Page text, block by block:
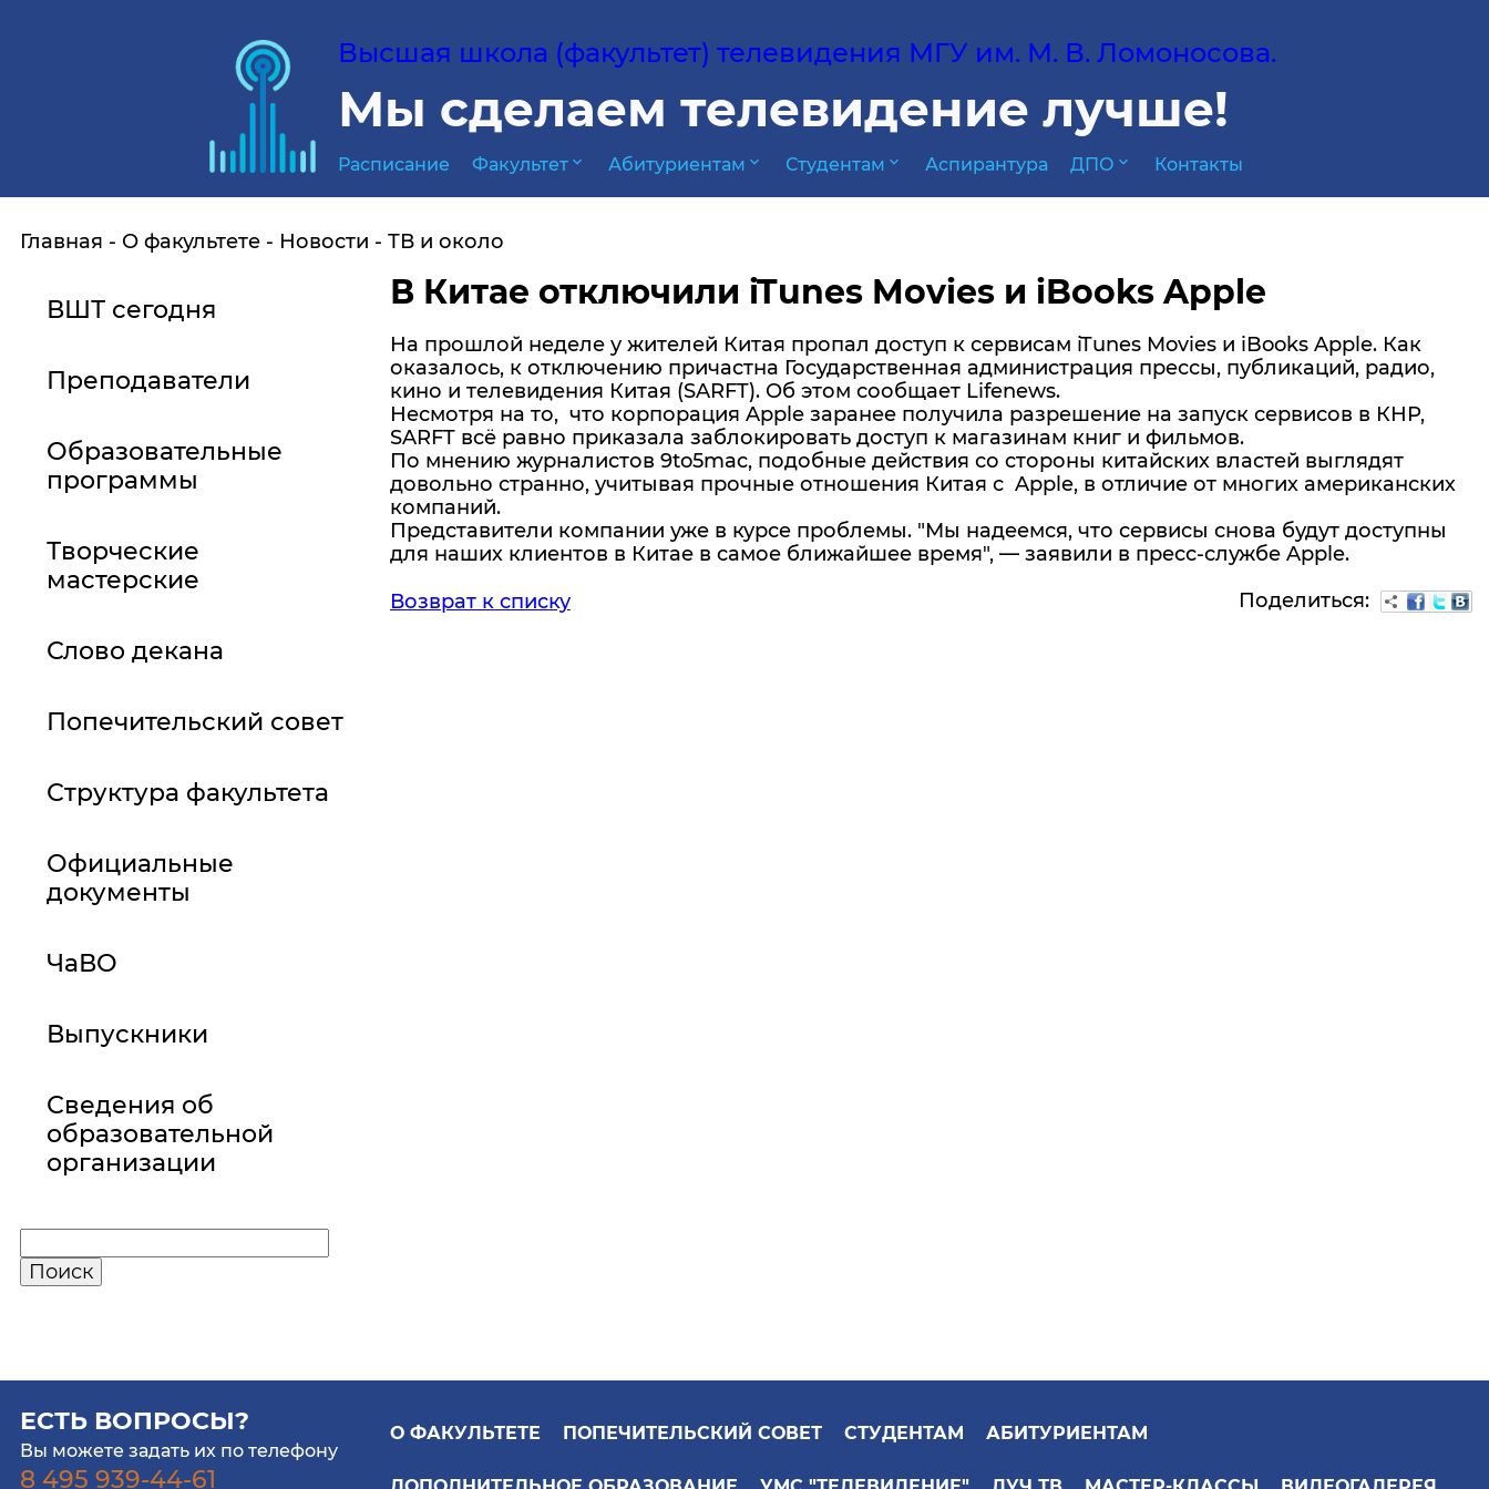
Высшая школа (факультет) телевидения МГУ им. М. В. Ломоносова.
Мы сделаем телевидение лучше!
Расписание Факультет expand_more Абитуриентам expand_more Студентам expand_more Аспирантура ДПО expand_more Контакты
Главная О факультете Новости ТВ и около
ВШТ сегодня
Преподаватели
Образовательные
программы
Творческие
мастерские
Слово декана
Попечительский совет
Структура факультета
Официальные
документы
ЧаВО
Выпускники
Сведения об
образовательной
организации
В Китае отключили iTunes Movies и iBooks Apple
На прошлой неделе у жителей Китая пропал доступ к сервисам iTunes Movies и iBooks Apple. Как
оказалось, к отключению причастна Государственная администрация прессы, публикаций, радио,
кино и телевидения Китая (SARFT). Об этом сообщает Lifenews.
Несмотря на то, что корпорация Apple заранее получила разрешение на запуск сервисов в КНР,
SARFT всё равно приказала заблокировать доступ к магазинам книг и фильмов.
По мнению журналистов 9to5mac, подобные действия со стороны китайских властей выглядят
довольно странно, учитывая прочные отношения Китая с Apple, в отличие от многих американских
компаний.
Представители компании уже в курсе проблемы. "Мы надеемся, что сервисы снова будут доступны
для наших клиентов в Китае в самое ближайшее время", — заявили в пресс-службе Apple.
Возврат к списку
Поделиться:
ЕСТЬ ВОПРОСЫ?
Вы можете задать их по телефону
8 495 939-44-61
О ФАКУЛЬТЕТЕ ПОПЕЧИТЕЛЬСКИЙ СОВЕТ СТУДЕНТАМ АБИТУРИЕНТАМ